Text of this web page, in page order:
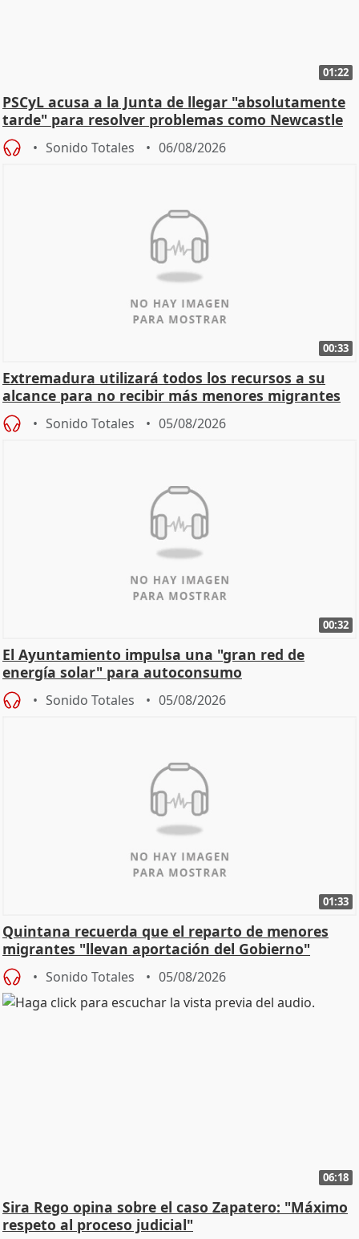
01:22
PSCyL acusa a la Junta de llegar "absolutamente
tarde" para resolver problemas como Newcastle
Sonido Totales 06/08/2026
00:33
Extremadura utilizará todos los recursos a su
alcance para no recibir más menores migrantes
Sonido Totales 05/08/2026
00:32
El Ayuntamiento impulsa una "gran red de
energía solar" para autoconsumo
Sonido Totales 05/08/2026
01:33
Quintana recuerda que el reparto de menores
migrantes "llevan aportación del Gobierno"
central
Sonido Totales 05/08/2026
06:18
Sira Rego opina sobre el caso Zapatero: "Máximo
respeto al proceso judicial"